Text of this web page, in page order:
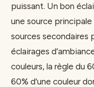
puissant. Un bon
une source
sources secondaires
éclairages
couleurs, la règle du
60% d’une couleur